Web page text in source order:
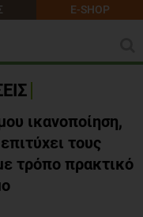
E-SHOP
ικανοποίηση,
τους
τρόπο πρακτικό